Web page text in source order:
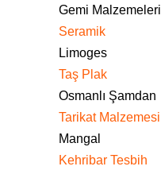
Gemi Malzemeleri
Seramik
Limoges
Taş Plak
Osmanlı Şamdan
Tarikat Malzemesi
Mangal
Kehribar Tesbih